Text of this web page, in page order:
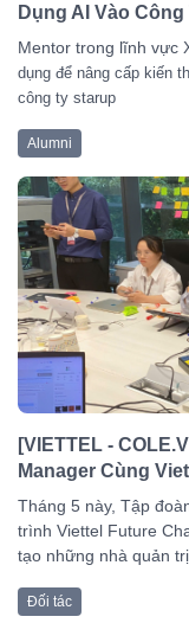
Dụng AI Vào
Mentor trong lĩnh vực
dụng để nâng cấp kiến
công ty starup
Alumni
[VIETTEL -
Manager Cùng
Tháng 5 này, Tập
trình Viettel Future
tạo những nhà quản
Đối tác